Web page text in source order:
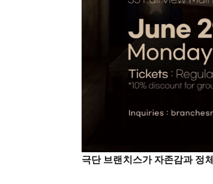
극단 브랜치스가 자존감과 정